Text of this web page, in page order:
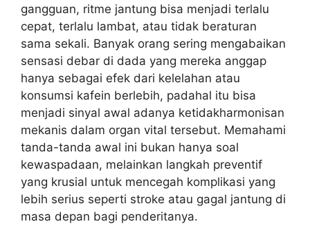
gangguan, ritme jantung bisa menjadi terlalu
cepat, terlalu lambat, atau tidak beraturan
sama sekali. Banyak orang sering mengabaikan
sensasi debar di dada yang mereka anggap
hanya sebagai efek dari kelelahan atau
konsumsi kafein berlebih, padahal itu bisa
menjadi sinyal awal adanya ketidakharmonisan
mekanis dalam organ vital tersebut. Memahami
tanda-tanda awal ini bukan hanya soal
kewaspadaan, melainkan langkah preventif
yang krusial untuk mencegah komplikasi yang
lebih serius seperti stroke atau gagal jantung di
masa depan bagi penderitanya.